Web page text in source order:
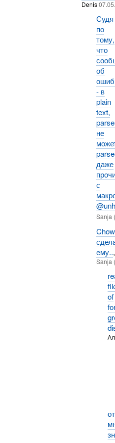
Denis
Судя
по
тому,
что
об
- в
plain
text,
не
даже
с
Sanja
ему..,
Sanja
of